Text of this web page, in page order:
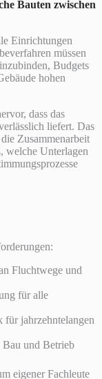
Bauten zwischen
Einrichtungen
müssen
Budgets
hohen
dass das
liefert. Das
Zusammenarbeit
welche Unterlagen
Fluchtwege und
für alle
für jahrzehntelangen
und Betrieb
eigener Fachleute